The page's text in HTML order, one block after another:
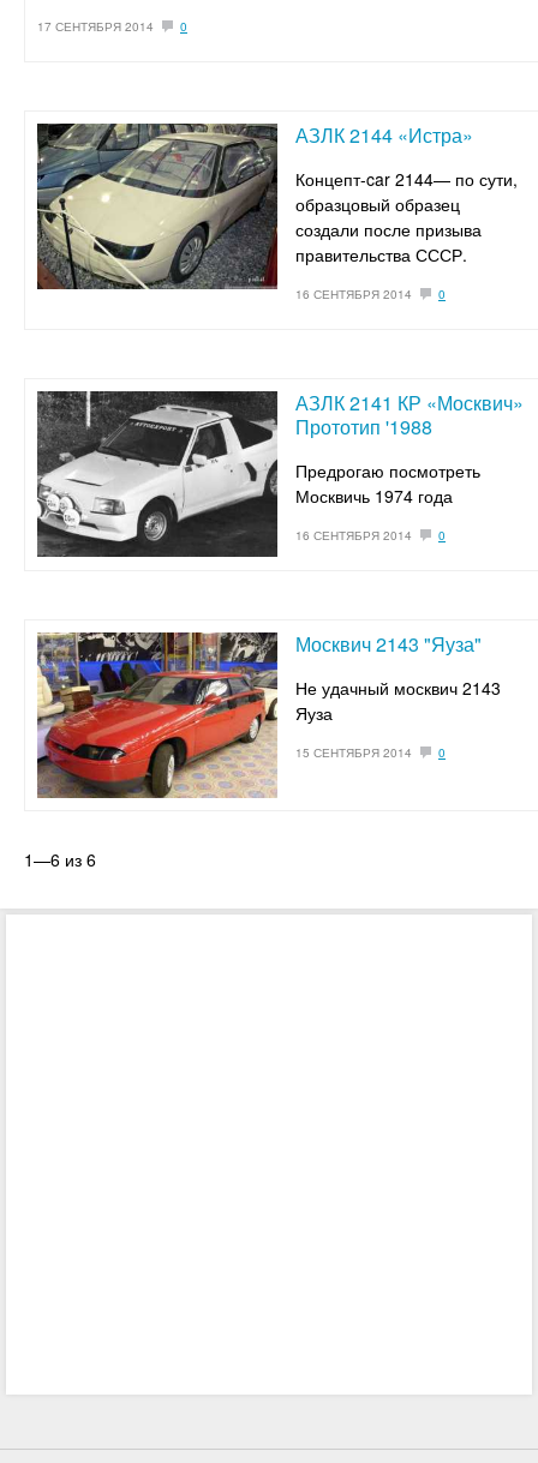
17 СЕНТЯБРЯ 2014 0
АЗЛК 2144 «Истра»
​Концепт-car 2144— по сути,
образцовый образец
создали после призыва
правительства СССР.
16 СЕНТЯБРЯ 2014 0
АЗЛК 2141 КР «Москвич»
Прототип '1988
Предрогаю посмотреть
Москвичь 1974 года
16 СЕНТЯБРЯ 2014 0
Москвич 2143 "Яуза"
Не удачный москвич 2143
Яуза
15 СЕНТЯБРЯ 2014 0
1—6 из 6